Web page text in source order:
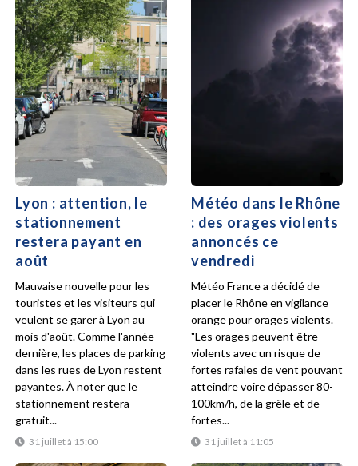
Lyon : attention, le
stationnement
restera payant en
août
31 juillet à 15:00
Mauvaise nouvelle pour les
touristes et les visiteurs qui
veulent se garer à Lyon au
mois d'août. Comme l'année
dernière, les places de parking
dans les rues de Lyon restent
payantes. À noter que le
stationnement restera
gratuit...
Météo dans le Rhône
: des orages violents
annoncés ce
vendredi
31 juillet à 11:05
Météo France a décidé de
placer le Rhône en vigilance
orange pour orages violents.
"Les orages peuvent être
violents avec un risque de
fortes rafales de vent pouvant
atteindre voire dépasser 80-
100km/h, de la grêle et de
fortes...